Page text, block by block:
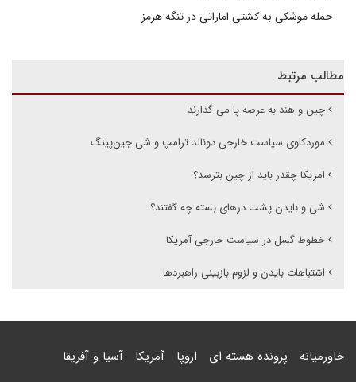
حمله موشکی به کشتی اماراتی در تنگه هرمز
مطالب مرتبط
چین و هند به عرصه پا می گذارند
موردکاوی سیاست خارجی دونالد ترامپ و شی جین‌پینگ
امریکا چقدر باید از چین بترسد؟
شی و بایدن پشت درهای بسته چه گفتند؟
خطوط گسل در سیاست خارجی آمریکا
اشتباهات بایدن و لزوم بازبینی راهبردها
خاورمیانه پرونده هسته ای اروپا آمریکا آسیا و آفریقا